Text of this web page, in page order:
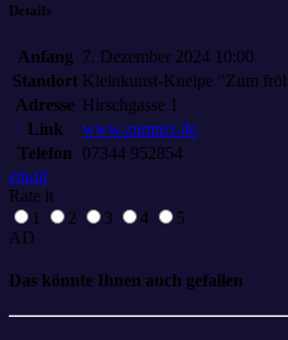
Details
Anfang 7. Dezember 2024 10:00
Standort Kleinkunst-Kneipe "Zum
Adresse Hirschgasse 1
Link
www.zumnix.de
Telefon
07344 952854
email
Rate it
1
2 3 4
5
AD
Das könnte Ihnen auch gefallen